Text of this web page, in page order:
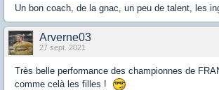
Un bon coach, de la gnac, un peu de talent, les
Arverne03
27 sept. 2021
Très belle performance des championnes de
comme celà les filles !